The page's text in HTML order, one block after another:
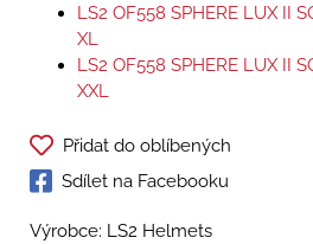
LS2 OF558 SPHERE LUX II
XL
LS2 OF558 SPHERE LUX II
XXL
Přidat do oblíbených
Sdílet na Facebooku
Výrobce: LS2 Helmets